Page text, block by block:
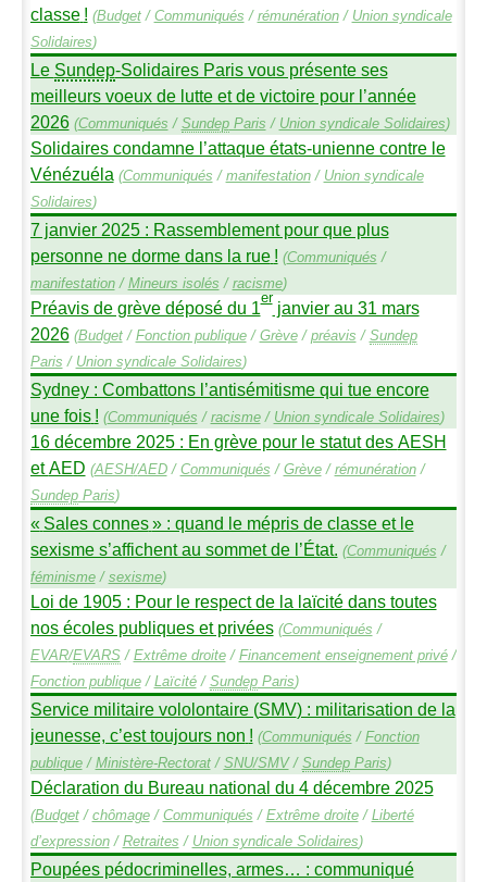
classe ! (Budget/ Communiqués / rémunération/ Union syndicale
Solidaires)
Le Sundep-Solidaires Paris vous présente ses
meilleurs voeux de lutte et de victoire pour l’année
2026 (Communiqués / SundepParis / Union syndicale Solidaires)
Solidaires condamne l’attaque états-unienne contre le
Vénézuéla (Communiqués / manifestation/ Union syndicale
Solidaires)
7 janvier 2025 : Rassemblement pour que plus
personne ne dorme dans la rue ! (Communiqués /
manifestation/ Mineurs isolés / racisme)
Préavis de grève déposé du 1erjanvier au 31 mars
2026 (Budget/ Fonction publique/ Grève/ préavis / Sundep
Paris / Union syndicale Solidaires)
Sydney : Combattons l’antisémitisme qui tue encore
une fois ! (Communiqués / racisme/ Union syndicale Solidaires)
16 décembre 2025 : En grève pour le statut des AESH
etAED (AESH/AED/ Communiqués / Grève/ rémunération/
SundepParis)
« Sales connes» : quand le mépris de classe et le
sexisme s’affichent au sommet de l’État. (Communiqués /
féminisme/ sexisme)
Loi de 1905 : Pour le respect de la laïcité dans toutes
nos écoles publiques et privées (Communiqués /
EVAR/EVARS/ Extrême droite/ Financement enseignement privé/
Fonction publique/ Laïcité/ SundepParis)
Service militaire vololontaire (SMV) : militarisation de la
jeunesse, c’est toujours non ! (Communiqués / Fonction
publique/ Ministère-Rectorat/ SNU/SMV/ SundepParis)
Déclaration du Bureau national du 4 décembre 2025
(Budget/ chômage/ Communiqués / Extrême droite/ Liberté
d’expression/ Retraites / Union syndicale Solidaires)
Poupées pédocriminelles, armes… : communiqué